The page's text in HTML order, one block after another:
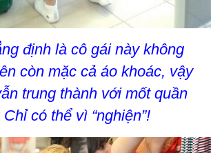
định là cô gái này không
còn mặc cả áo khoác, vậy
trung thành với mốt quần
có thể vì “nghiện”!